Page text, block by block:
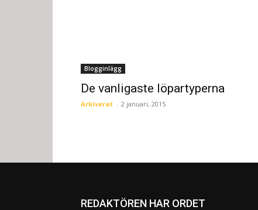
Blogginlägg
De vanligaste löpartyperna
Arkiverat - 2 januari, 2015
REDAKTÖREN HAR ORDET